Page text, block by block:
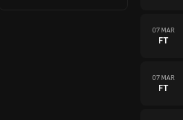
07 MAR
FT
07 MAR
FT